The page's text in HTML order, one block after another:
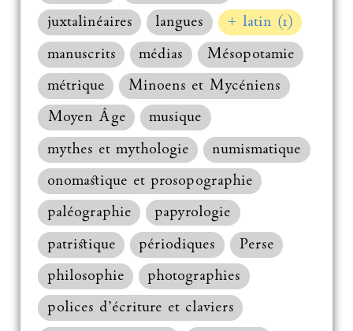
juxtalinéaires
langues
+ latin (1)
manuscrits
médias
Mésopotamie
métrique
Minoens et Mycéniens
Moyen Âge
musique
mythes et mythologie
numismatique
onomastique et prosopographie
paléographie
papyrologie
patristique
périodiques
Perse
philosophie
photographies
polices d’écriture et claviers